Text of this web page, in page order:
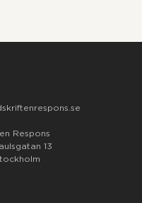
Respons
13